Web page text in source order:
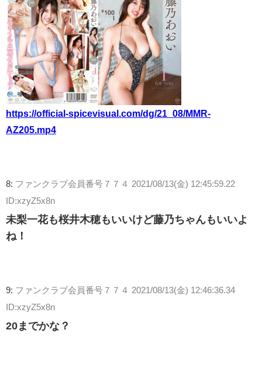
https://official-spicevisual.com/dg/21_08/MMR-
AZ205.mp4
8: ファンクラブ会員番号７７４ 2021/08/13(金) 12:45:59.22
ID:xzyZ5x8n
未梨一花も桜井木穂もいいけど藤乃ちゃんもいいよ
ね！
9: ファンクラブ会員番号７７４ 2021/08/13(金) 12:46:36.34
ID:xzyZ5x8n
20までかな？